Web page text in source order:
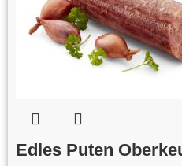
Edles Puten